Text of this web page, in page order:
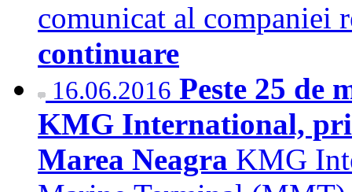
comunicat al
continuare
16.06.2016 Peste 25 de
KMG International,
Marea Neagra KMG